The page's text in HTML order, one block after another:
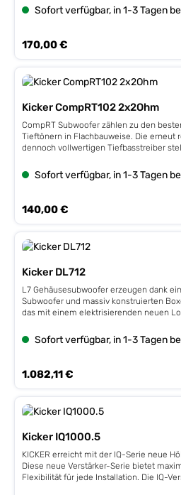
Performance-Bass bei langer
OhmModelle erhältlich. 15” (38 cm)
25-500 HzET: 177 mm, EÖ: 350 mm
Sofort verfügbar, in 1-3 Tagen
Regulärer Preis:
170,00 €
Kicker CompRT102 2x2Ohm
CompRT Subwoofer zählen zu den
Tieftönern in Flachbauweise. Die erneut
dennoch vollwertigen Tiefbasstreiber
platzsparenden und trickreichen
Extra-flaches Design für kompakte
Polypropylen Membran • Doppelt
Progressiv-rollender Spider •
• Wetterbeständig für
watts MAX/RMS2x 2Ohm Fs 29,9 Hz, Qts
dB 1w/1m, 25-500 Hz Mounting
Sofort verfügbar, in 1-3 Tagen
Regulärer Preis:
140,00 €
Kicker DL712
L7 Gehäusesubwoofer erzeugen dank
Subwoofer und massiv konstruierten
das mit einem elektrisierenden neuen
eine sehr laute und starke Bass-
sind drei Gehäusetypen verfügbar. 2 x
MAX
Sofort verfügbar, in 1-3 Tagen
Regulärer Preis:
1.082,11 €
Kicker IQ1000.5
KICKER erreicht mit der IQ-Serie neue
Diese neue Verstärker-Serie bietet
Flexibilität für jede Installation. Die IQ-